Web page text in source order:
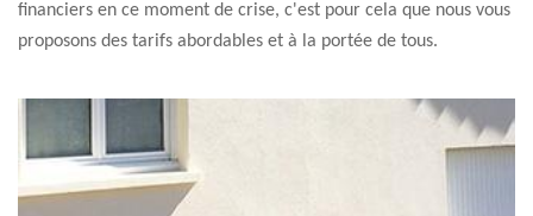
financiers en ce moment de crise, c'est pour cela que nous vous
proposons des tarifs abordables et à la portée de tous.